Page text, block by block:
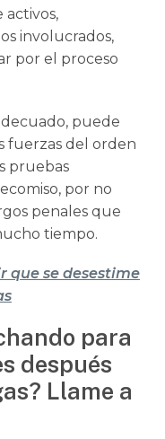
activos,
involucrados,
por el proceso
puede
fuerzas del orden
pruebas
por no
penales que
tiempo.
que se desestime
para
después
Llame a